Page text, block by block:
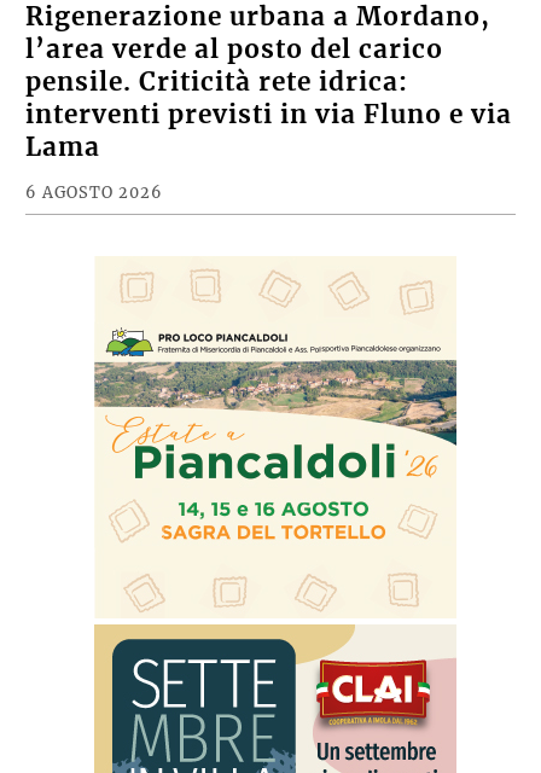
Rigenerazione urbana a Mordano,
l’area verde al posto del carico
pensile. Criticità rete idrica:
interventi previsti in via Fluno e via
Lama
6 AGOSTO 2026